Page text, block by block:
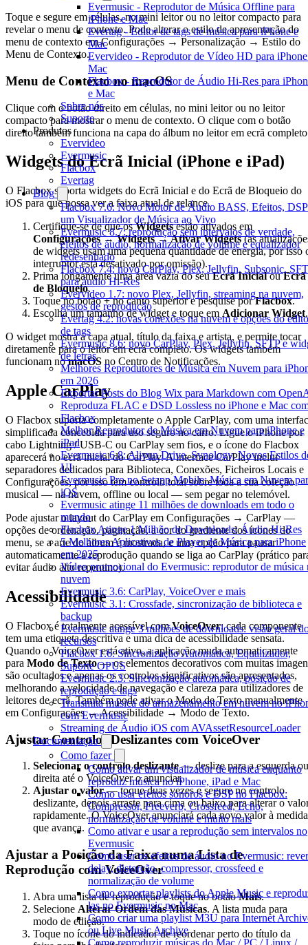
Evermusic - Reprodutor de Música Offline para
iPhone e Mac
Evertag - Editor de tags de música para iPhone e
Mac
Evervideo - Reprodutor de Vídeo HD para
Mac
Flacbox - Reprodutor de Áudio Hi-Res para
e Mac
Sobre nós
Suporte
Produtos
Evervideo
Evermusic
Flacbox
Evertag
Blog
Flacbox 7.6: Novo Motor de Áudio BASS, Efeitos,
um Visualizador de Música ao Vivo
Evermusic 8.7: reprodução sem intervalos de verdade,
efeitos de áudio, normalização de volume e equalizador
redesenhado
Flacbox 7.4: novo CarPlay, Plex, Jellyfin, Subsonic,
para áudio Hi-Res
Evervideo 1.7: novo Plex, Jellyfin, streaming na nuvem,
gestos de reprodução
Evertag 4.2: novas conexões na nuvem e opções do
de tags
Evermusic 8.6: novo CarPlay, Plex, Jellyfin, SFTP e
de letras
Melhores Reprodutores de Música em Nuvem para
em 2026
Exportar Posts do Blog Wix para Markdown com
Reproduza FLAC e DSD Lossless no iPhone e Mac
Flacbox
Melhor Reprodutor de Música em Nuvem para iPhone e
iPad
Evermusic 6.8: Aliyun Drive, Synology, Novos Estilos
UI
Evermusic Pro no Setapp Mobile: Música em Nuvem
iOS
Evermusic atinge 11 milhões de downloads em todo o
mundo
Flacbox Atinge 1 Milhão de Downloads: Áudio Hi-Res
5 Melhores Aplicativos de Player de Música para iPhone
em 2025
Vídeo promocional do Evermusic: reprodutor de música
nuvem
Evermusic 3.6: CarPlay, VoiceOver e mais
Evermusic 3.1: Crossfade, sincronização de biblioteca e
backup
Evermusic atinge 3 milhões de downloads: visão geral
recursos
Flacbox 1.6: Sincronização Automática, Equalizador,
Suporte OPUS
Evermusic 2.3: Sincronização automática, posição de
reprodução e tags
Transmita música do armazenamento em nuvem no
com Evermusic
Streaming de Áudio iOS com AVAssetResourceLoader
Documentação
Como fazer
Como ativar um visualizador de música enquanto
reproduz música no iPhone, iPad e Mac
Como usar efeitos sonoros e DSP no Flacbox:
Compressor, Freeverb, Crossfeed, Echo,
normalização de volume e muito mais
Como ativar e usar a reprodução sem intervalos no
Evermusic
Como usar os efeitos de áudio no Evermusic:
delay, distorção, compressor, crossfeed e
normalização de volume
Como exportar playlists do Apple Music e
las no Evermusic no Mac
Como criar uma playlist M3U para Internet
ou Live Music Archive
Como reproduzir músicas do Mac / PC / Linux /
Toque e segure em células, no mini leitor ou no leitor compacto para
revelar o menu de contexto. Pode alterar o estilo de apresentação do
menu de contexto em Configurações → Personalização → Estilo do
Menu de Contexto.
Menu de Contexto no macOS
Clique com o botão direito em células, no mini leitor ou no leitor
compacto para mostrar o menu de contexto. O clique com o botão
direito também funciona na capa do álbum no leitor em ecrã
Widgets do Ecrã Inicial (iPhone e iPad)
O Flacbox suporta widgets do Ecrã Inicial e do Ecrã de Bloqueio do
iOS para que possa ver a faixa atual de relance.
Certifique-se de que osWidgetsestão ativados em
Configurações → Widgets → Ativar Widgets(as
de widgets usam uma pequena quantidade de energia, por isso
interruptor está desativado por omissão).
Prima longamente uma área vazia do seuEcrã InicialouEcrã
de Bloqueio.
Toque no botão+no canto superior e pesquise porFlacbox.
Escolha um tamanho de widget e toque em Adicionar Widget.
O widget mostra a capa atual, título da faixa e artista, e permite tocar
diretamente para o leitor em ecrã completo. Os widgets também
funcionam nomacOS no Centro de Notificações.
Apple CarPlay
O Flacbox suporta completamente o Apple CarPlay, com uma
simplificada concebida para uso seguro no carro. Ligue o iPhone por
cabo Lightning / USB-C ou CarPlay sem fios, e o ícone do Flacbox
aparecerá no ecrã inicial do CarPlay. A interface CarPlay inclui
separadores dedicados para Biblioteca, Conexões, Ficheiros Locais e
Configurações, por isso tem controlo total sobre toda a sua coleção
musical — na nuvem, offline ou local — sem pegar no telemóvel.
Pode ajustar o layout do CarPlay em Configurações → CarPlay —
opções de ordenação, paginação, a cor do gradiente dos ícones do
menu, se a arte do álbum é mostrada, e uma opção para pausar
automaticamente a reprodução quando se liga ao CarPlay (prático
evitar áudio alto repentino).
Acessibilidade
O Flacbox é totalmente acessível comVoiceOver: cada componente
tem uma etiqueta descritiva e uma dica de acessibilidade sensata.
Quando o VoiceOver está ativo, a aplicação muda automaticamente
para Modo de Texto— os elementos decorativos com muitas
são ocultados e apenas os controlos significativos são apresentados,
melhorando a velocidade de navegação e clareza para utilizadores de
leitores de ecrã. Também pode ativar o Modo de Texto manualmente
em Configurações → Acessibilidade → Modo de Texto.
Ajustar Controlos Deslizantes com VoiceOver
Selecionar o controlo deslizante— deslize para a esquerda ou
direita até o VoiceOver o anunciar.
Ajustar o valor— toque duas vezes e segure no controlo
deslizante, depois arraste para cima ou baixo para alterar o
rapidamente. O VoiceOver anunciará cada novo valor à medida
que avança.
Ajustar a Posição da Faixa numa Lista de
Reprodução com VoiceOver
Abra uma lista de reprodução e toque no botãoMais.
Selecione Alterar Ordem das Músicas. A lista muda para
modo de edição.
Toque no ícone do indicador de reordenar perto do título da